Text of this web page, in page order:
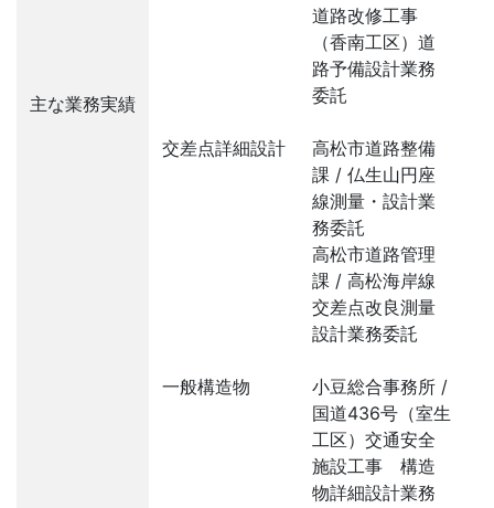
主な業務実績
道路改修工事
（香南工区）道
路予備設計業務
委託
交差点詳細設計
高松市道路整備
課 / 仏生山円座
線測量・設計業
務委託
高松市道路管理
課 / 高松海岸線
交差点改良測量
設計業務委託
一般構造物
小豆総合事務所 /
国道436号（室生
工区）交通安全
施設工事 構造
物詳細設計業務